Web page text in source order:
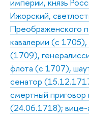
Ижорский,
Преображенского
кавалерии (с
(1709),
флота (с 1707),
сенатор
смертный
(24.06.1718);